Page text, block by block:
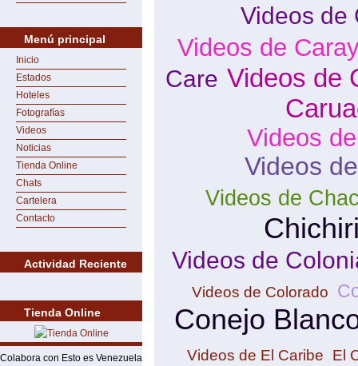
Menú principal
Inicio
Estados
Hoteles
Fotografías
Videos
Noticias
Tienda Online
Chats
Cartelera
Contacto
Actividad Reciente
Tienda Online
Colabora con Esto es Venezuela
Videos de
Videos de
Care Videos de
Videos
Videos
Videos de
Videos de
Videos de Colorado
Conejo
Videos de El Caribe El